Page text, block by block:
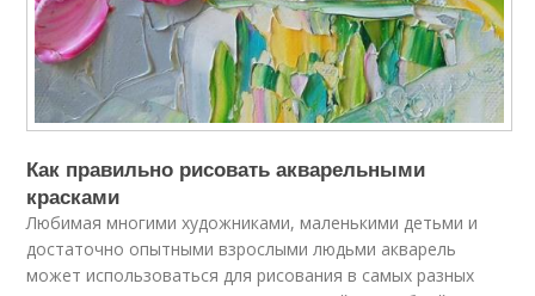
Как правильно рисовать акварельными
красками
Любимая многими художниками, маленькими детьми и
достаточно опытными взрослыми людьми акварель
может использоваться для рисования в самых разных